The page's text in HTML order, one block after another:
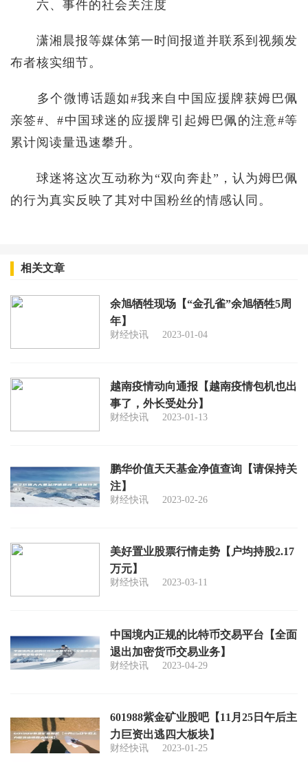
六、事件的社会关注度
潇湘晨报等媒体第一时间报道并联系到视频发
布者核实细节。
多个微博话题如#我来自中国应援牌获姆巴佩
亲签#、#中国球迷的应援牌引起姆巴佩的注意#等
累计阅读量迅速攀升。
球迷将这次互动称为“双向奔赴”，认为姆巴佩
的行为真实反映了其对中国粉丝的情感认同。
相关文章
余旭牺牲现场【“金孔雀”余旭牺牲5周
年】
财经快讯 2023-01-04
越南疫情动向通报【越南疫情包机也出
事了，外长受处分】
财经快讯 2023-01-13
鹏华价值天天基金净值查询【请保持关
注】
财经快讯 2023-02-26
美好置业股票行情走势【户均持股2.17
万元】
财经快讯 2023-03-11
中国境内正规的比特币交易平台【全面
退出加密货币交易业务】
财经快讯 2023-04-29
601988紫金矿业股吧【11月25日午后主
力巨资出逃四大板块】
财经快讯 2023-01-25